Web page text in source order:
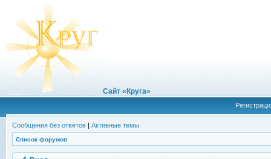
Сайт «Круга»
Сообщения без ответов | Активные темы
Список форумов